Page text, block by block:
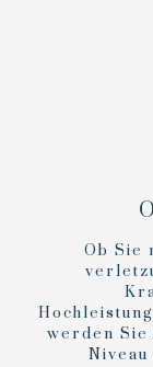
Ob Sie
werden Sie